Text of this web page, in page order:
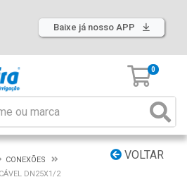
Baixe já nosso APP
0
VOLTAR
CONEXÕES
DN25X1/2